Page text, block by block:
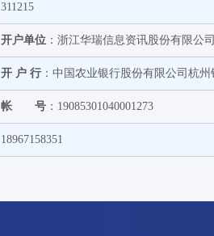
311215
开户单位 ：浙江华瑞信息资讯股份有限公
开 户 行 ：中国农业银行股份有限公司杭
帐 号 ：19085301040001273
18967158351